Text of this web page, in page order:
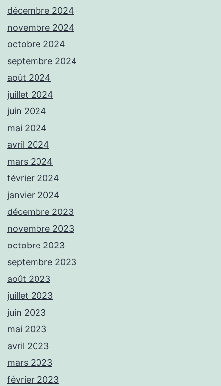
décembre 2024
novembre 2024
octobre 2024
septembre 2024
août 2024
juillet 2024
juin 2024
mai 2024
avril 2024
mars 2024
février 2024
janvier 2024
décembre 2023
novembre 2023
octobre 2023
septembre 2023
août 2023
juillet 2023
juin 2023
mai 2023
avril 2023
mars 2023
février 2023